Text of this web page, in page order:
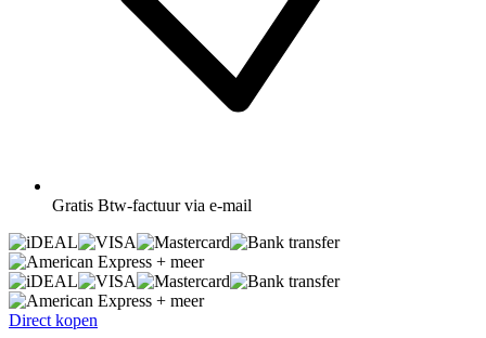
Gratis Btw-factuur via e-mail
+ meer
+ meer
Direct kopen